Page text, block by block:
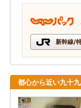
新幹線/
都心から近い九十九